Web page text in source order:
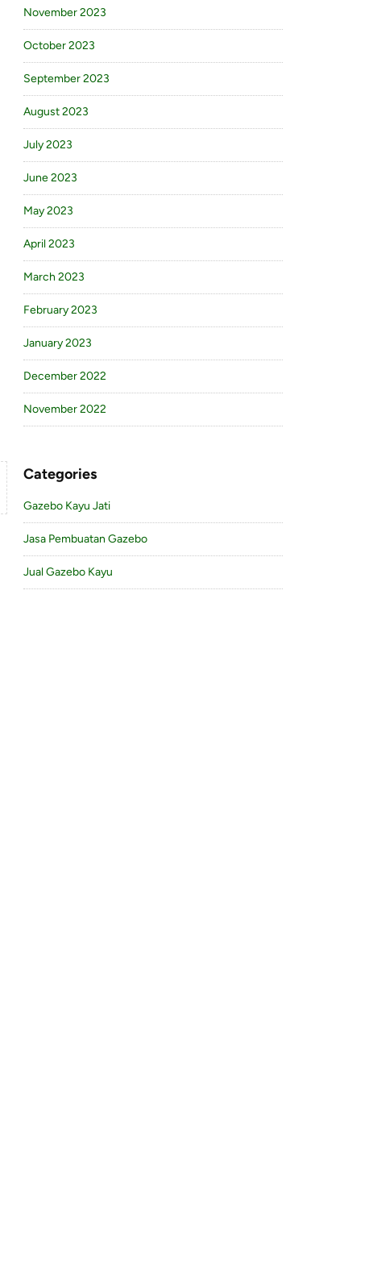
November 2023
October 2023
September 2023
August 2023
July 2023
June 2023
May 2023
April 2023
March 2023
February 2023
January 2023
December 2022
November 2022
Categories
Gazebo Kayu Jati
Jasa Pembuatan Gazebo
Jual Gazebo Kayu